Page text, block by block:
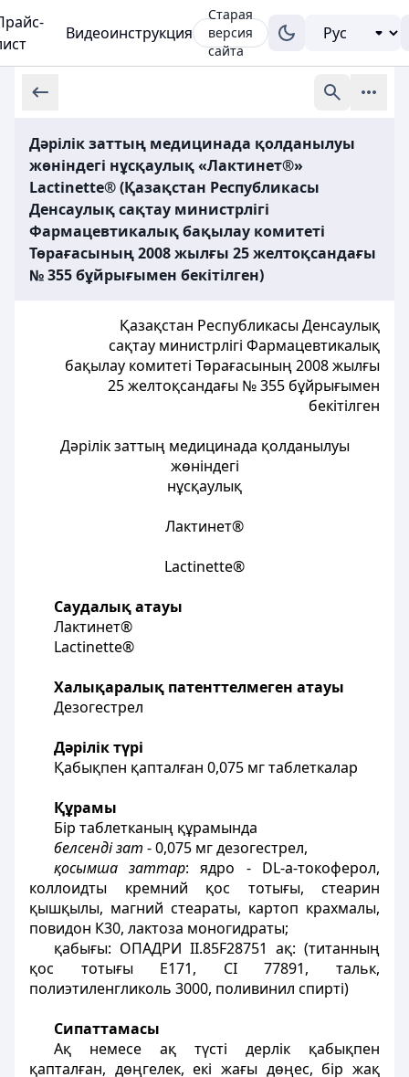
Видеоинструкция
Старая
версия
сайта
Дәрілік заттың медицинада қолданылуы
жөніндегі нұсқаулық «Лактинет®»
Lactinette® (Қазақстан Республикасы
Денсаулық сақтау министрлігі
Фармацевтикалық бақылау комитеті
Төрағасының 2008 жылғы 25 желтоқсандағы
№ 355 бұйрығымен бекітілген)
Қазақстан Республикасы Денсаулық
сақтау министрлігі Фармацевтикалық
бақылау комитеті Төрағасының 2008 жылғы
25 желтоқсандағы № 355 бұйрығымен
бекітілген
Дәрілік заттың медицинада қолданылуы
жөніндегі
нұсқаулық
Лактинет®
Lactinette®
Саудалық атауы
Лактинет®
Lactinette®
Халықаралық патенттелмеген атауы
Дезогестрел
Дәрілік түрі
Қабықпен қапталған 0,075 мг таблеткалар
Құрамы
Бір таблетканың құрамында
белсенді зат - 0,075 мг дезогестрел,
қосымша заттар: ядро - DL-a-токоферол,
коллоидты кремний қос тотығы, стеарин
қышқылы, магний стеараты, картоп крахмалы,
повидон К30, лактоза моногидраты;
қабығы: ОПАДРИ ІІ.85F28751 ақ: (титанның
қос тотығы Е171, СІ 77891, тальк,
полиэтиленгликоль 3000, поливинил спирті)
Сипаттамасы
Ақ немесе ақ түсті дерлік қабықпен
қапталған, дөңгелек, екі жағы дөңес, бір жақ